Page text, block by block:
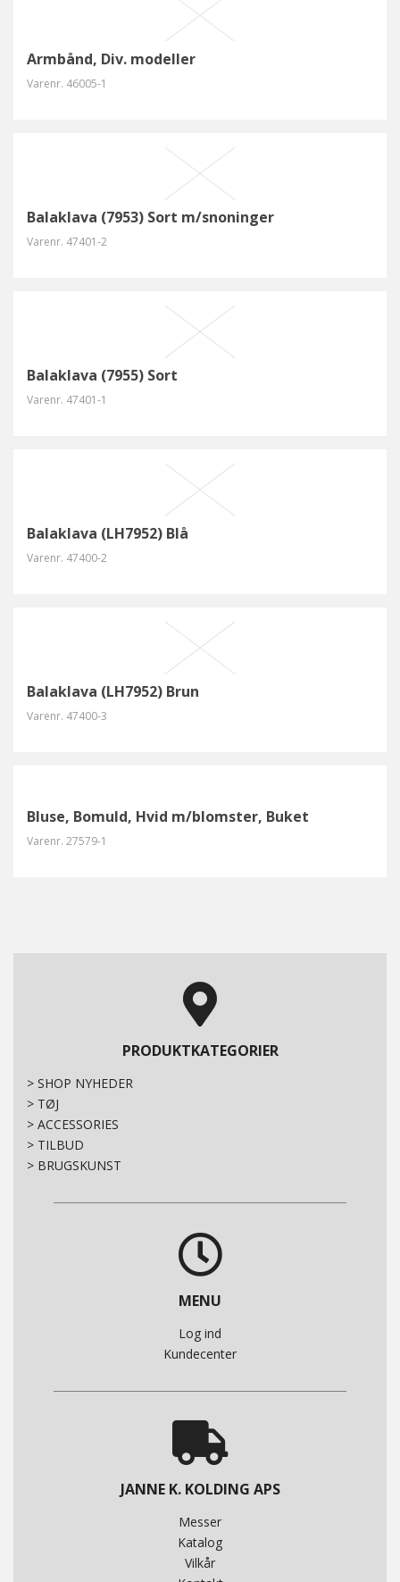
Armbånd, Div. modeller
Varenr. 46005-1
Balaklava (7953) Sort m/snoninger
Varenr. 47401-2
Balaklava (7955) Sort
Varenr. 47401-1
Balaklava (LH7952) Blå
Varenr. 47400-2
Balaklava (LH7952) Brun
Varenr. 47400-3
Bluse, Bomuld, Hvid m/blomster, Buket
Varenr. 27579-1
PRODUKTKATEGORIER
> SHOP NYHEDER
> TØJ
> ACCESSORIES
> TILBUD
> BRUGSKUNST
MENU
Log ind
Kundecenter
JANNE K. KOLDING APS
Messer
Katalog
Vilkår